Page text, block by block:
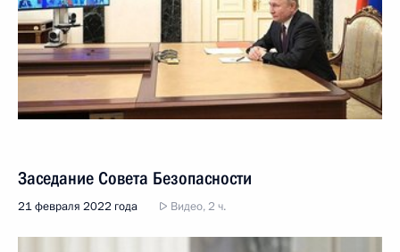
Заседание Совета Безопасности
21 февраля 2022 года Видео, 2 ч.